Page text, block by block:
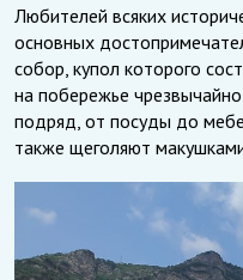
Любителей всяких
основных
собор, купол которого
на побережье
подряд, от посуды до
также щеголяют